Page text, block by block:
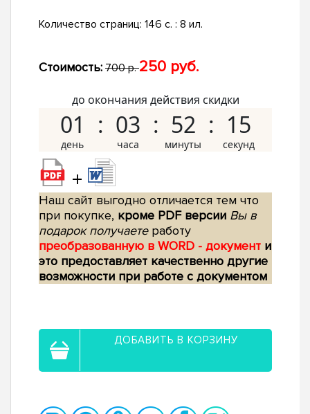
Количество страниц: 146 с. : 8 ил.
Стоимость: 700 р.250 руб.
до окончания действия скидки
01 03 52 14
+
Наш сайт выгодно отличается тем что
при покупке, кроме PDF версии Вы в
подарок получаетеработу
преобразованную в WORD - документ и
это предоставляет качественно другие
возможности при работе с документом
ДОБАВИТЬ В КОРЗИНУ